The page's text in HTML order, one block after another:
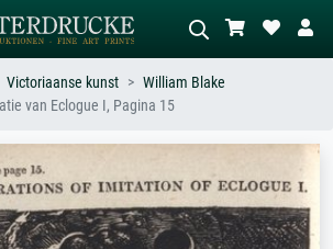
stijl – bijv.
weide, abstract met veel rood, donker
olieverfschilderij, staand naakt naast
een boom.
Victoriaanse kunst
William Blake
van Eclogue I, Pagina 15